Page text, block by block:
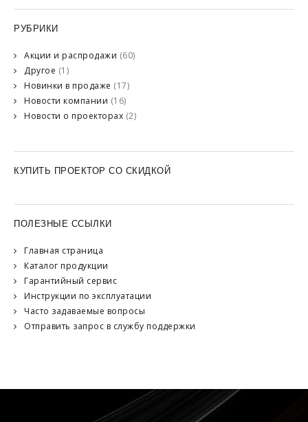
РУБРИКИ
Акции и распродажи (60)
Другое (1)
Новинки в продаже (17)
Новости компании (16)
Новости о проекторах (2)
КУПИТЬ ПРОЕКТОР СО СКИДКОЙ
ПОЛЕЗНЫЕ ССЫЛКИ
Главная страница
Каталог продукции
Гарантийный сервис
Инструкции по эксплуатации
Часто задаваемые вопросы
Отправить запрос в службу поддержки